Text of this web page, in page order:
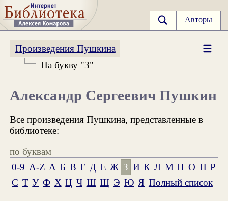
Авторы
Произведения Пушкина
На букву "З"
Александр Сергеевич Пушкин
Все произведения Пушкина, представленные в
библиотеке:
по буквам
0-9 A-Z А Б В Г Д Е Ж З И К Л М Н О П Р
С Т У Ф Х Ц Ч Ш Щ Э Ю Я Полный список